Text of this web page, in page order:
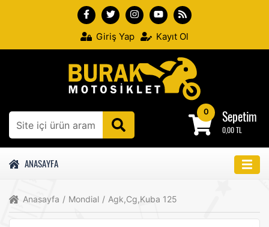
Giriş Yap Kayıt Ol
0 Sepetim
0,00 TL
ANASAYFA
Anasayfa / Mondial / Agk,Cg,Kuba 125